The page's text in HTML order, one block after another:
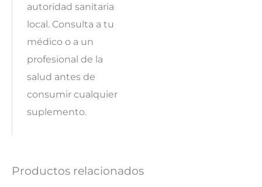
autoridad sanitaria
local. Consulta a tu
médico o a un
profesional de la
salud antes de
consumir cualquier
suplemento.
Productos relacionados